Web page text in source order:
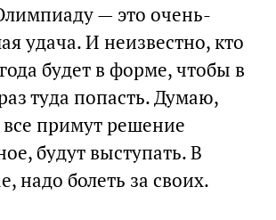
— это очень-
удача. И неизвестно, кто
будет в форме, чтобы в
туда попасть. Думаю,
примут решение
будут выступать. В
надо болеть за своих.